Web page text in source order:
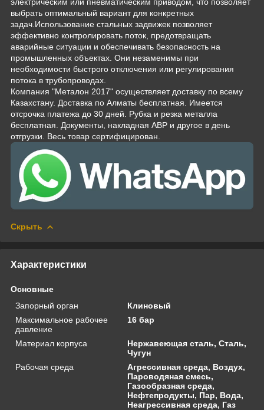
электрическим или пневматическим приводом, что позволяет
выбрать оптимальный вариант для конкретных
задач.Использование стальных задвижек позволяет
эффективно контролировать поток, предотвращать
аварийные ситуации и обеспечивать безопасность на
промышленных объектах. Они незаменимы при
необходимости быстрого отключения или регулирования
потока в трубопроводах.
Компания "Металон 2017" осуществляет доставку по всему
Казахстану. Доставка по Алматы бесплатная. Имеется
отсрочка платежа до 30 дней. Рубка и резка металла
бесплатная. Документы, накладная АВР и другое в день
отгрузки. Весь товар сертифицирован.
Скрыть
Характеристики
Основные
Запорный орган
Клиновый
Максимальное рабочее
давление
16 бар
Материал корпуса
Нержавеющая сталь, Сталь,
Чугун
Рабочая среда
Агрессивная среда, Воздух,
Пароводяная смесь,
Газообразная среда,
Нефтепродукты, Пар, Вода,
Неагрессивная среда, Газ